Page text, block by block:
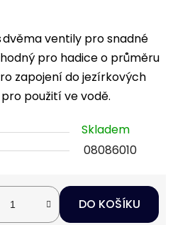
dvěma ventily pro snadné
pro hadice o průměru
zapojení do jezírkových
použití ve vodě.
Skladem
08086010
DO KOŠÍKU